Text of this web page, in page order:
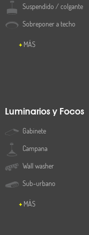
Suspendido / colgante
Sobreponer a techo
MÁS
Luminarios y Focos
Gabinete
Campana
Wall washer
Sub-urbano
MÁS